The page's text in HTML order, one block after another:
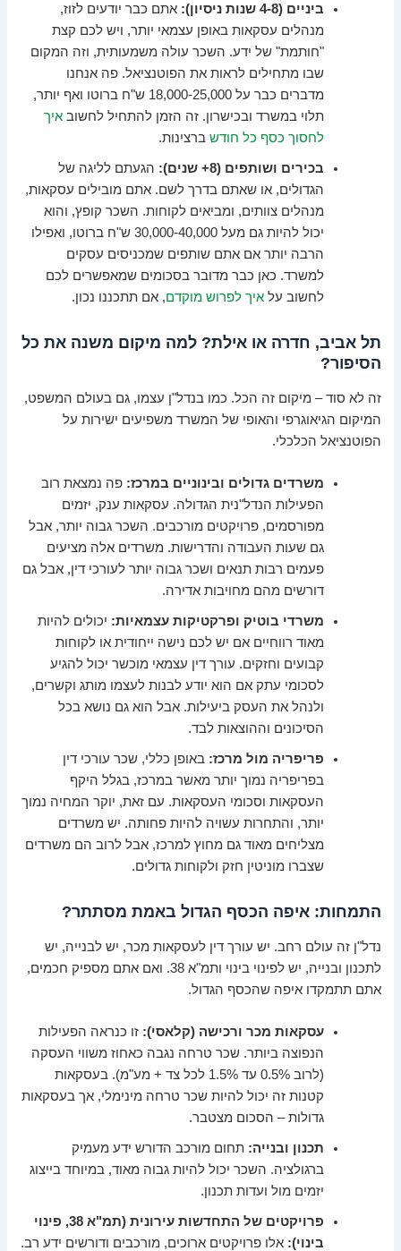
ביניים (4-8 שנות ניסיון):
אתם כבר יודעים לזוז,
מנהלים עסקאות באופן עצמאי יותר, ויש לכם קצת
"חותמת" של ידע. השכר עולה משמעותית, וזה המקום
שבו מתחילים לראות את הפוטנציאל. פה אנחנו
מדברים כבר על 18,000-25,000 ש"ח ברוטו ואף יותר,
תלוי במשרד ובכישרון. זה הזמן להתחיל לחשובאיך
לחסוך כסף כל חודש ברצינות.
בכירים ושותפים (8+ שנים):
הגעתם לליגה של
הגדולים, או שאתם בדרך לשם. אתם מובילים עסקאות,
מנהלים צוותים, ומביאים לקוחות. השכר קופץ, והוא
יכול להיות גם מעל 30,000-40,000 ש"ח ברוטו, ואפילו
הרבה יותר אם אתם שותפים שמכניסים עסקים
למשרד. כאן כבר מדובר בסכומים שמאפשרים לכם
לחשוב עלאיך לפרוש מוקדם, אם תתכננו נכון.
תל אביב, חדרה או אילת? למה מיקום משנה את כל
הסיפור?
זה לא סוד – מיקום זה הכל. כמו בנדל"ן עצמו, גם בעולם המשפט,
המיקום הגיאוגרפי והאופי של המשרד משפיעים ישירות על
הפוטנציאל הכלכלי.
משרדים גדולים ובינוניים במרכז: פה נמצאת רוב
הפעילות הנדל"נית הגדולה. עסקאות ענק, יזמים
מפורסמים, פרויקטים מורכבים. השכר גבוה יותר, אבל
גם שעות העבודה והדרישות. משרדים אלה מציעים
פעמים רבות תנאים ושכר גבוה יותר לעורכי דין, אבל גם
דורשים מהם מחויבות אדירה.
משרדי בוטיק ופרקטיקות עצמאיות: יכולים להיות
מאוד רווחיים אם יש לכם נישה ייחודית או לקוחות
קבועים וחזקים. עורך דין עצמאי מוכשר יכול להגיע
לסכומי עתק אם הוא יודע לבנות לעצמו מותג וקשרים,
ולנהל את העסק ביעילות. אבל הוא גם נושא בכל
הסיכונים וההוצאות לבד.
פריפריה מול מרכז: באופן כללי, שכר עורכי דין
בפריפריה נמוך יותר מאשר במרכז, בגלל היקף
העסקאות וסכומי העסקאות. עם זאת, יוקר המחיה נמוך
יותר, והתחרות עשויה להיות פחותה. יש משרדים
מצליחים מאוד גם מחוץ למרכז, אבל לרוב הם משרדים
שצברו מוניטין חזק ולקוחות גדולים.
התמחות: איפה הכסף הגדול באמת מסתתר?
נדל"ן זה עולם רחב. יש עורך דין לעסקאות מכר, יש לבנייה, יש
לתכנון ובנייה, יש לפינוי בינוי ותמ"א 38. ואם אתם מספיק חכמים,
אתם תתמקדו איפה שהכסף הגדול.
עסקאות מכר ורכישה (קלאסי): זו כנראה הפעילות
הנפוצה ביותר. שכר טרחה נגבה כאחוז משווי העסקה
(לרוב 0.5% עד 1.5% לכל צד + מע"מ). בעסקאות
קטנות זה יכול להיות שכר טרחה מינימלי, אך בעסקאות
גדולות – הסכום מצטבר.
תכנון ובנייה: תחום מורכב הדורש ידע מעמיק
ברגולציה. השכר יכול להיות גבוה מאוד, במיוחד בייצוג
יזמים מול ועדות תכנון.
פרויקטים של התחדשות עירונית (תמ"א 38, פינוי
בינוי): אלו פרויקטים ארוכים, מורכבים ודורשים ידע רב.